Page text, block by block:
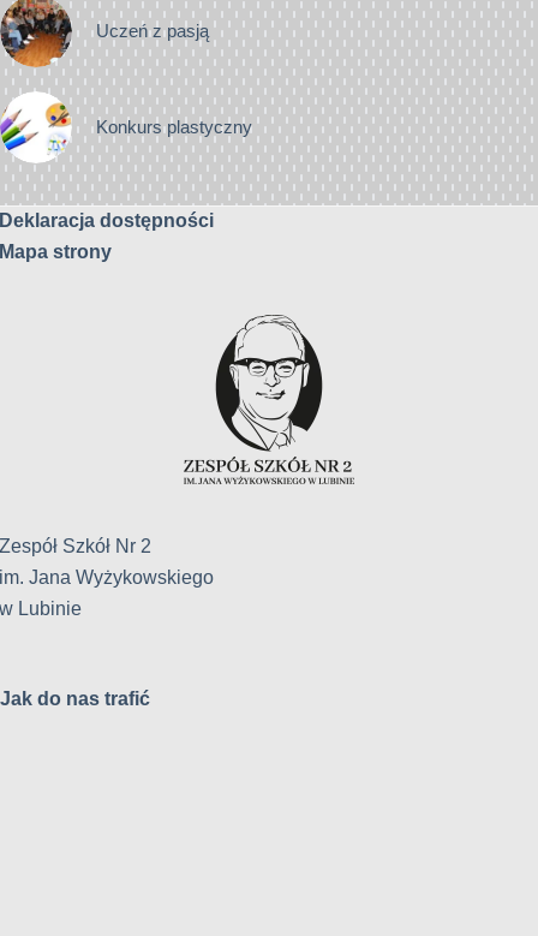
Uczeń z pasją
Konkurs plastyczny
Deklaracja dostępności
Mapa strony
Zespół Szkół Nr 2
im. Jana Wyżykowskiego
w Lubinie
Jak do nas trafić